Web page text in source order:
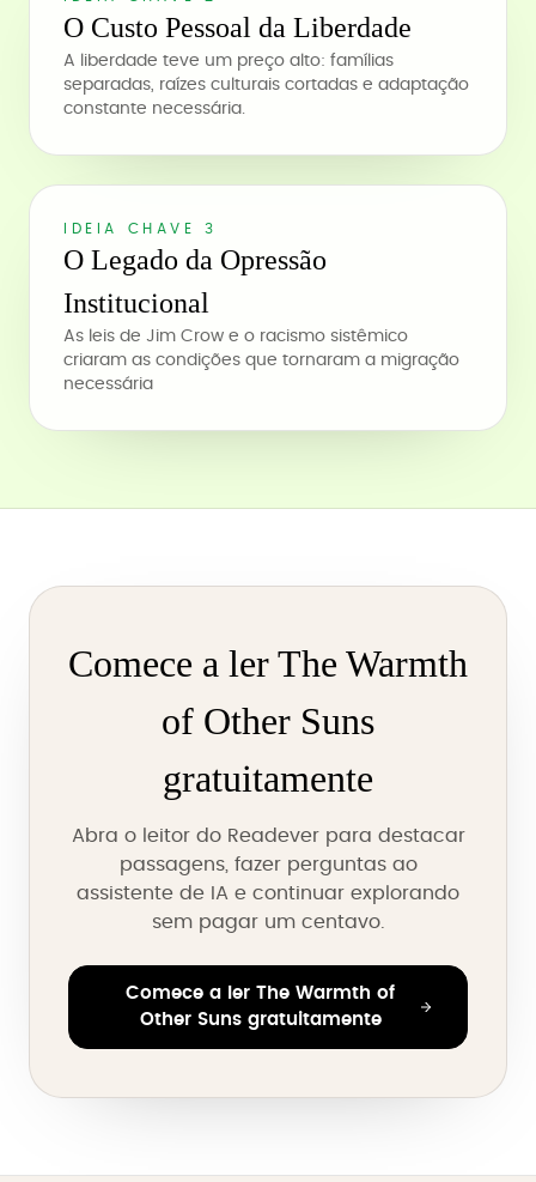
O Custo Pessoal da Liberdade
A liberdade teve um preço alto: famílias
separadas, raízes culturais cortadas e adaptação
constante necessária.
IDEIA CHAVE 3
O Legado da Opressão
Institucional
As leis de Jim Crow e o racismo sistêmico
criaram as condições que tornaram a migração
necessária
Comece a ler The Warmth
of Other Suns
gratuitamente
Abra o leitor do Readever para destacar
passagens, fazer perguntas ao
assistente de IA e continuar explorando
sem pagar um centavo.
Comece a ler The Warmth of
Other Suns gratuitamente